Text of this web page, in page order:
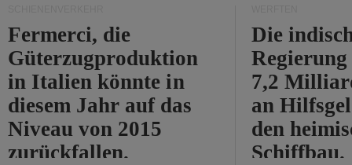
Fermerci, die
Güterzugproduktion
in Italien könnte in
diesem Jahr auf das
Niveau von 2015
zurückfallen.
Die
7,2
an
den
Schiffbau.